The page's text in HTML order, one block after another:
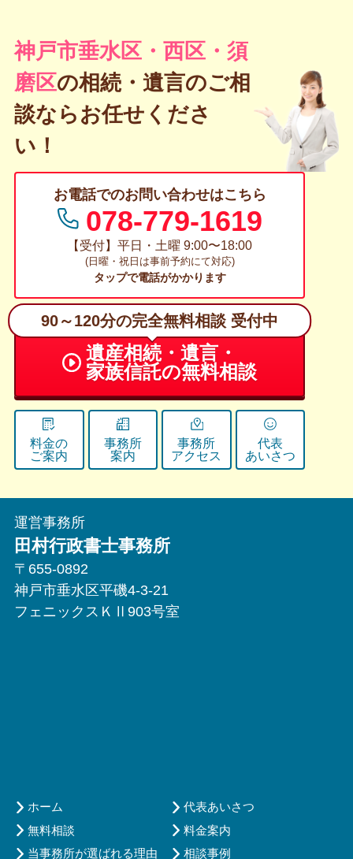
神戸市垂水区・西区・須
磨区の相続・遺言のご相
談ならお任せくださ
い！
お電話でのお問い合わせはこちら
078-779-1619
【受付】平日・土曜 9:00〜18:00
(日曜・祝日は事前予約にて対応)
タップで電話がかかります
90～120分の完全無料相談 受付中
遺産相続・遺言・
家族信託の無料相談
料金の
ご案内
事務所
案内
事務所
アクセス
代表
あいさつ
運営事務所
田村行政書士事務所
〒655-0892
神戸市垂水区平磯4-3-21
フェニックスＫⅡ903号室
ホーム
代表あいさつ
無料相談
料金案内
当事務所が選ばれる理由
相談事例